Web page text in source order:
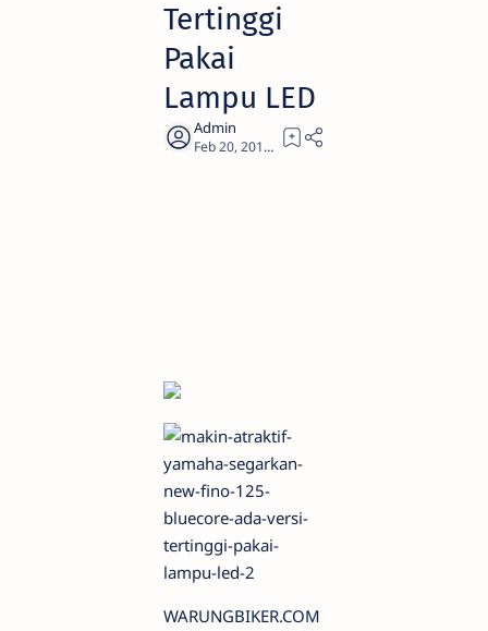
Tertinggi
Pakai
Lampu LED
1
WARUNGBIKER.COM